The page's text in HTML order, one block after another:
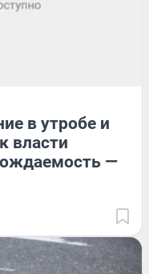
в утробе и
власти
—